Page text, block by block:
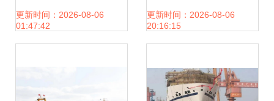
售+6艘船舶出租，
更新时间：2026-08-06
01:47:42
可放心选江南科技
更新时间：2026-08-06
20:16:15